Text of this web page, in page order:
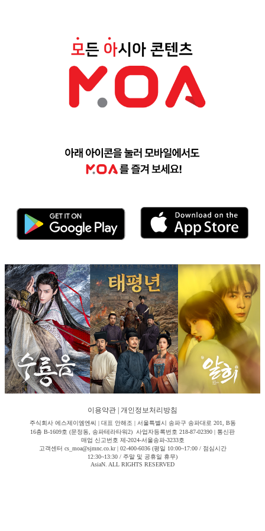
이용약관 개인정보처리방침
주식회사 에스제이엠엔씨 | 대표 안해조 | 서울특별시 송파구 송파대로 201, B동
16층 B-1609호 (문정동, 송파테라타워2) 사업자등록번호 218-87-02390 | 통신판
매업 신고번호 제-2024-서울송파-3233호
고객센터 cs_moa@sjmnc.co.kr | 02-400-6036 (평일 10:00~17:00 / 점심시간
12:30~13:30 / 주말 및 공휴일 휴무)
AsiaN. ALL RIGHTS RESERVED